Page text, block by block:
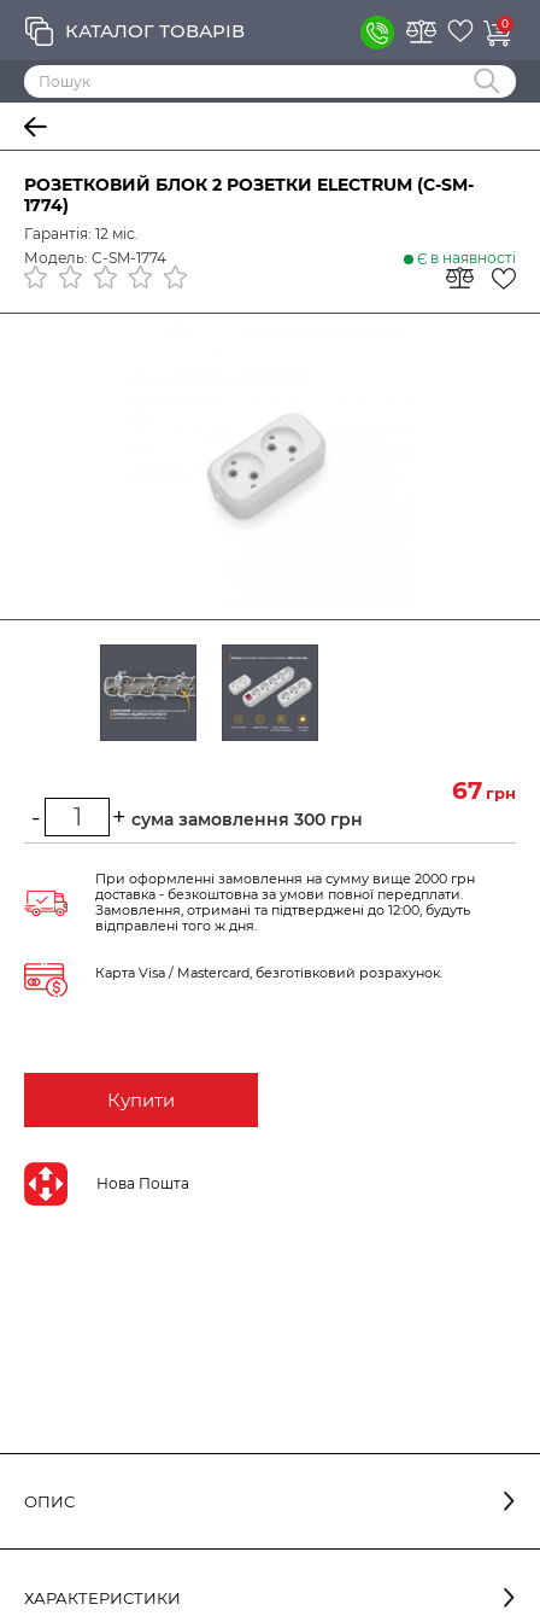
КАТАЛОГ ТОВАРІВ 0
РОЗЕТКОВИЙ БЛОК 2 РОЗЕТКИ ELECTRUM (C-SM-
1774)
ОПИС
контактні групи розеток виготовлені з мідьвмісного сплаву,
що має високу електропровідність, та не мають гвинтових
ХАРАКТЕРИСТИКИ
Гарантія: 12 міс.
Модель: C-SM-1774
Є в наявності
67 грн
Мінімальна сума замовлення 300 грн
- +
Купити
Нова Пошта
При оформленні замовлення на сумму вище 2000 грн
доставка - безкоштовна за умови повної передплати.
Замовлення, отримані та підтверджені до 12:00, будуть
відправлені того ж дня.
Карта Visa / Mastercard, безготівковий розрахунок.